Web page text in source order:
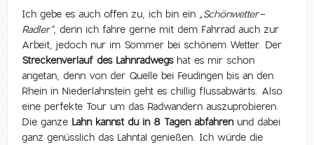
Ich gebe es auch offen zu, ich bin ein „Schönwetter-
Radler“, denn ich fahre gerne mit dem Fahrrad auch zur
Arbeit, jedoch nur im Sommer bei schönem Wetter. Der
Streckenverlauf des Lahnradwegshat es mir schon
angetan, denn von der Quelle bei Feudingen bis an den
Rhein in Niederlahnstein geht es chillig flussabwärts. Also
eine perfekte Tour um das Radwandern auszuprobieren.
Die ganze Lahn kannst du in 8 Tagen abfahrenund dabei
ganz genüsslich das Lahntal genießen. Ich würde die